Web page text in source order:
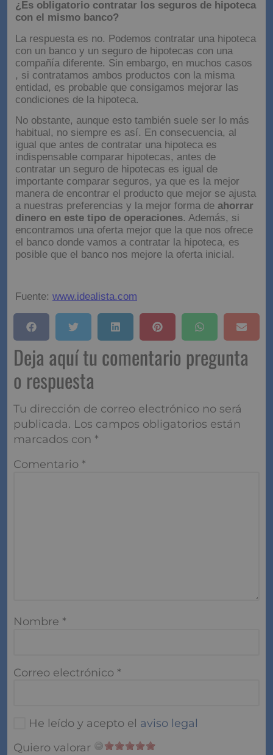
¿Es obligatorio contratar los seguros de hipoteca
con el mismo banco?
La respuesta es no. Podemos contratar una hipoteca
con un banco y un seguro de hipotecas con una
compañía diferente. Sin embargo, en muchos casos
, si contratamos ambos productos con la misma
entidad, es probable que consigamos mejorar las
condiciones de la hipoteca.
No obstante, aunque esto también suele ser lo más
habitual, no siempre es así. En consecuencia, al
igual que antes de contratar una hipoteca es
indispensable comparar hipotecas, antes de
contratar un seguro de hipotecas es igual de
importante comparar seguros, ya que es la mejor
manera de encontrar el producto que mejor se ajusta
a nuestras preferencias y la mejor forma de ahorrar
dinero en este tipo de operaciones. Además, si
encontramos una oferta mejor que la que nos ofrece
el banco donde vamos a contratar la hipoteca, es
posible que el banco nos mejore la oferta inicial.
Fuente: www.idealista.com
Deja aquí tu comentario pregunta
o respuesta
Tu dirección de correo electrónico no será
publicada. Los campos obligatorios están
marcados con *
Comentario *
Nombre *
Correo electrónico *
He leído y acepto el aviso legal
Quiero valorar